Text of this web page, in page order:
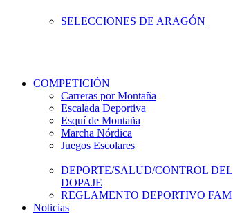
SELECCIONES DE ARAGÓN
COMPETICIÓN
Carreras por Montaña
Escalada Deportiva
Esquí de Montaña
Marcha Nórdica
Juegos Escolares
DEPORTE/SALUD/CONTROL DEL
DOPAJE
REGLAMENTO DEPORTIVO FAM
Noticias